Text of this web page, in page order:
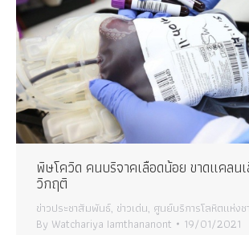
พิษโควิด คนบริจาคเลือดน้อย ขาดแคลน
วิกฤติ
ข่าวประชาสัมพันธ์, ข่าวเด่น, ศูนย์บริการโลหิตแห่งช
By Watchariya Iamthananont 19/01/2021